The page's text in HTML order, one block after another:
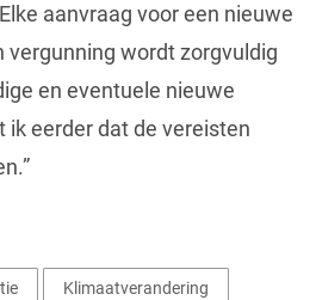
aanvraag voor een nieuwe
vergunning wordt zorgvuldig
en eventuele nieuwe
ik eerder dat de vereisten
Klimaatverandering